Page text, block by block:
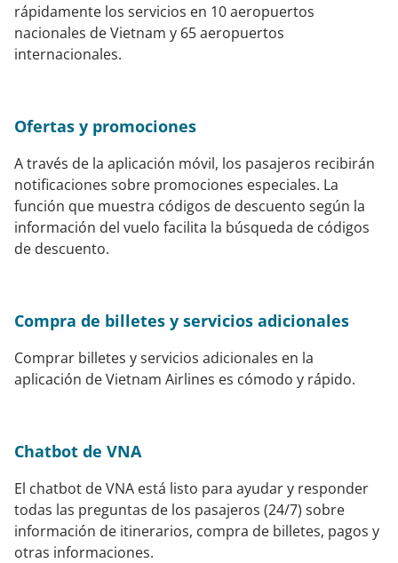
rápidamente los servicios en 10 aeropuertos
nacionales de Vietnam y 65 aeropuertos
internacionales.
Ofertas y promociones
A través de la aplicación móvil, los pasajeros recibirán
notificaciones sobre promociones especiales. La
función que muestra códigos de descuento según la
información del vuelo facilita la búsqueda de códigos
de descuento.
Compra de billetes y servicios adicionales
Comprar billetes y servicios adicionales en la
aplicación de Vietnam Airlines es cómodo y rápido.
Chatbot de VNA
El chatbot de VNA está listo para ayudar y responder
todas las preguntas de los pasajeros (24/7) sobre
información de itinerarios, compra de billetes, pagos y
otras informaciones.